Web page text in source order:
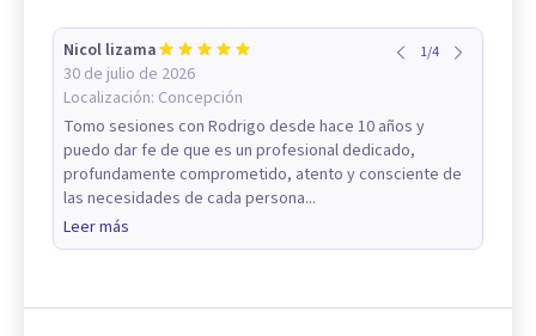
Nicol lizama
30 de julio de 2026
Localización: Concepción
1/4
Tomo sesiones con Rodrigo desde hace 10 años y
puedo dar fe de que es un profesional dedicado,
profundamente comprometido, atento y consciente de
las necesidades de cada persona...
Leer más